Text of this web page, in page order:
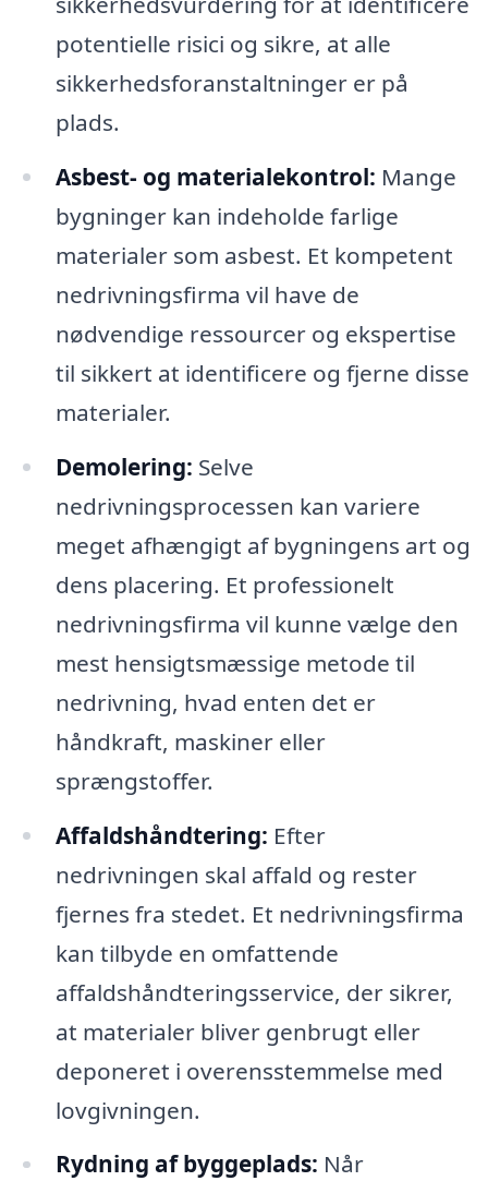
potentielle risici og sikre, at alle
sikkerhedsforanstaltninger er på
plads.
Asbest- og materialekontrol: Mange
bygninger kan indeholde farlige
materialer som asbest. Et kompetent
nedrivningsfirma vil have de
nødvendige ressourcer og ekspertise
til sikkert at identificere og fjerne disse
materialer.
Demolering: Selve
nedrivningsprocessen kan variere
meget afhængigt af bygningens art og
dens placering. Et professionelt
nedrivningsfirma vil kunne vælge den
mest hensigtsmæssige metode til
nedrivning, hvad enten det er
håndkraft, maskiner eller
sprængstoffer.
Affaldshåndtering: Efter
nedrivningen skal affald og rester
fjernes fra stedet. Et nedrivningsfirma
kan tilbyde en omfattende
affaldshåndteringsservice, der sikrer,
at materialer bliver genbrugt eller
deponeret i overensstemmelse med
lovgivningen.
Rydning af byggeplads: Når